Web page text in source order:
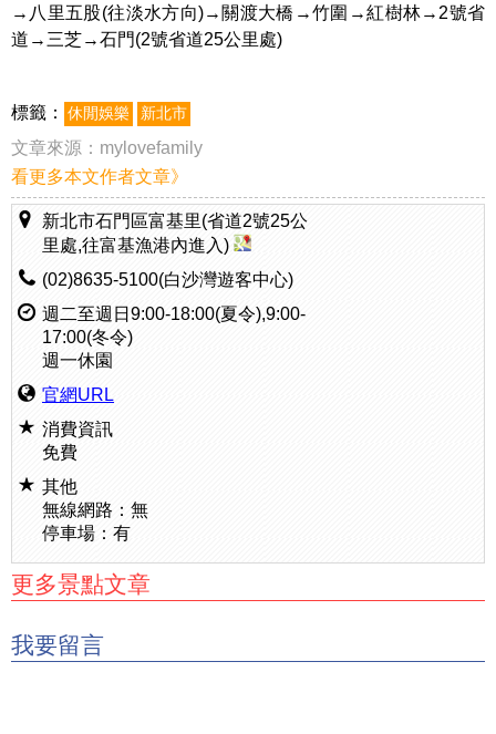
→八里五股(往淡水方向)→關渡大橋→竹圍→紅樹林→2號省
道→三芝→石門(2號省道25公里處)
標籤： 休閒娛樂 新北市
文章來源： mylovefamily
看更多本文作者文章》
新北市石門區富基里(省道2號25公
里處,往富基漁港內進入)
(02)8635-5100(白沙灣遊客中心)
週二至週日9:00-18:00(夏令),9:00-
17:00(冬令)
週一休園
官網URL
消費資訊
免費
其他
無線網路：無
停車場：有
更多景點文章
我要留言